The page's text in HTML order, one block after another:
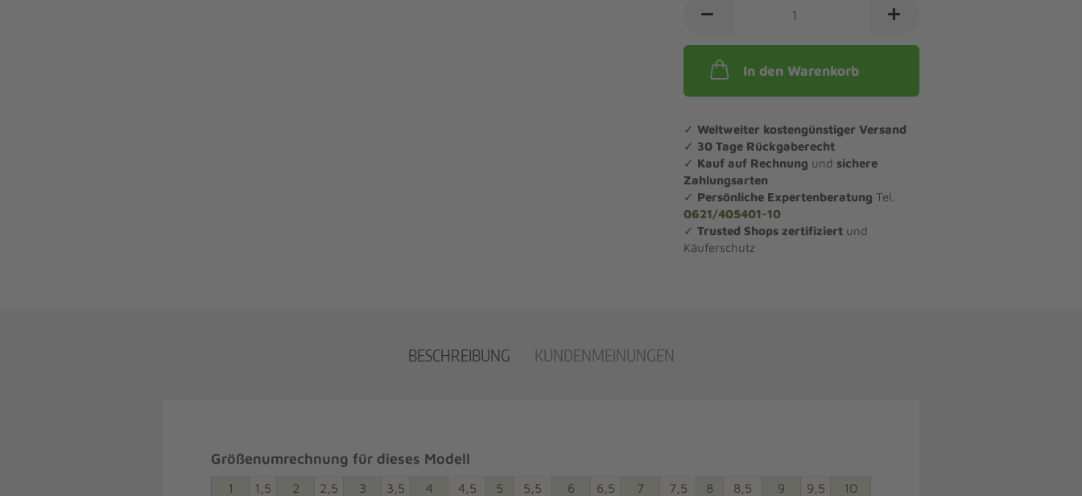
In den Warenkorb
✓ Weltweiter kostengünstiger Versand
✓ 30 Tage Rückgaberecht
✓ Kauf auf Rechnung und sichere
Zahlungsarten
✓ Persönliche Expertenberatung Tel.
0621/405401-10
✓ Trusted Shops zertifiziertund
Käuferschutz
BESCHREIBUNG KUNDENMEINUNGEN
Größenumrechnung für dieses Modell
1 1,5 2 2,5 3 3,5 4 4,5 5 5,5 6 6,5 7 7,5 8 8,5 9 9,5 10